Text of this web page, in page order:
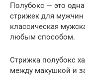
Полубокс — это
стрижек для
классическая
любым способом.
Стрижка полубокс
между макушкой и